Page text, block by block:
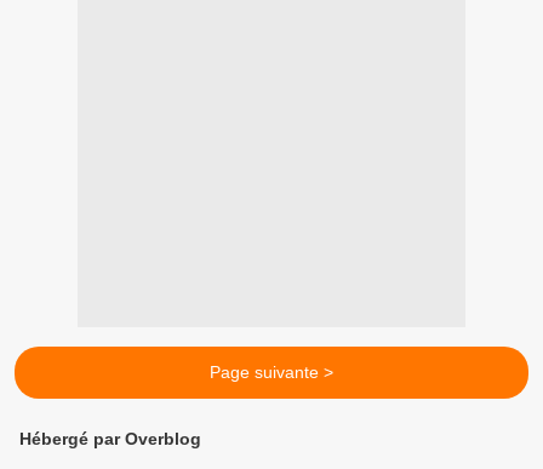
Page suivante >
Hébergé par Overblog